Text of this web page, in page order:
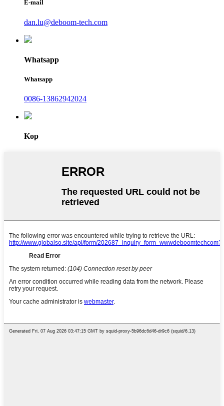
E-mail
dan.lu@deboom-tech.com
Whatsapp
Whatsapp
0086-13862942024
Kop